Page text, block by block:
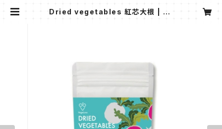
Dried vegetables 紅芯大根 | ve